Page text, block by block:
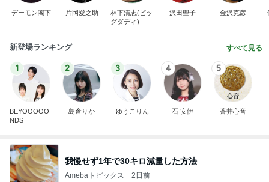
デーモン閣下 片岡愛之助
林下清志(ビッ
グダディ)
沢田聖子 金沢克彦
新登場ランキング すべて見る
1
BEYOOOOO
NDS
2
島倉りか
3
ゆうこりん
4
石 安伊
5
蒼井心音
我慢せず1年で30キロ減量した方法
Amebaトピックス 2日前